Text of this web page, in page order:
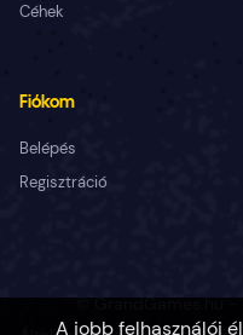
Céhek
Fiókom
Belépés
Regisztráció
© GrandGames.hu -
A jobb felhasználói